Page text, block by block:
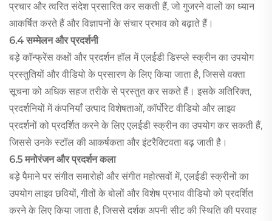
प्रचार और त्वरित संदेश प्रसारित कर सकती हैं, जो गुजरने वालों का ध्यान
आकर्षित करते हैं और विज्ञापनों के संचार प्रभाव को बढ़ाते हैं।
6.4 सम्मेलन और प्रदर्शनी
बड़े कॉन्फ्रेंस कक्षों और प्रदर्शन हॉल में एलईडी डिस्प्ले स्क्रीन का उपयोग
प्रस्तुतियों और वीडियो के प्रसारण के लिए किया जाता है, जिससे वक्ता
सूचना को अधिक सहज तरीके से प्रस्तुत कर सकते हैं। इसके अतिरिक्त,
प्रदर्शनियों में कंपनियाँ उत्पाद विशेषताओं, कॉर्पोरेट वीडियो और लाइव
प्रदर्शनों को प्रदर्शित करने के लिए एलईडी स्क्रीन का उपयोग कर सकती हैं,
जिससे उनके स्टॉल की आकर्षकता और इंटरैक्टिवता बढ़ जाती है।
6.5 मनोरंजन और प्रदर्शन कला
बड़े पैमाने पर संगीत समारोहों और संगीत महोत्सवों में, एलईडी स्क्रीनों का
उपयोग लाइव छवियों, गीतों के बोलों और विशेष प्रभाव वीडियो को प्रदर्शित
करने के लिए किया जाता है, जिससे दर्शक अपनी सीट की स्थिति की परवाह